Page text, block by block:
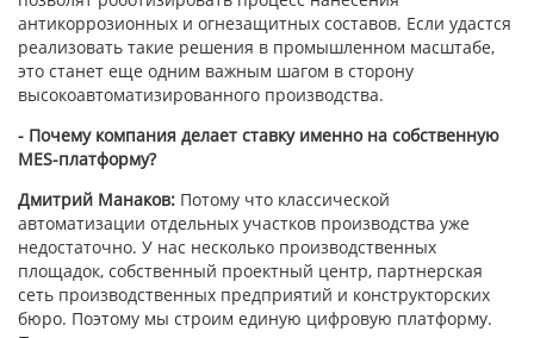
антикоррозионных и огнезащитных составов. Если удастся
реализовать такие решения в промышленном масштабе,
это станет еще одним важным шагом в сторону
высокоавтоматизированного производства.
- Почему компания делает ставку именно на собственную
MES-платформу?
Дмитрий Манаков: Потому что классической
автоматизации отдельных участков производства уже
недостаточно. У нас несколько производственных
площадок, собственный проектный центр, партнерская
сеть производственных предприятий и конструкторских
бюро. Поэтому мы строим единую цифровую платформу.